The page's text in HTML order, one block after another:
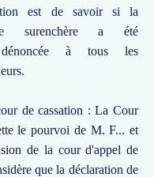
est de savoir si la
surenchère a été
dénoncée à tous les
de cassation : La Cour
le pourvoi de M. F... et
de la cour d'appel de
que la déclaration de